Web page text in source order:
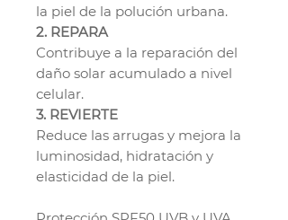
la piel de la polución urbana.
2. REPARA
Contribuye a la reparación del
daño solar acumulado a nivel
celular.
3. REVIERTE
Reduce las arrugas y mejora la
luminosidad, hidratación y
elasticidad de la piel.